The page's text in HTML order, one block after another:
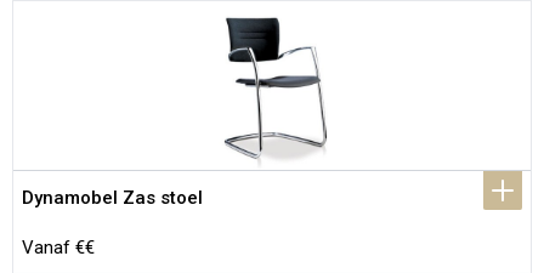
Dynamobel Zas stoel
Vanaf €€